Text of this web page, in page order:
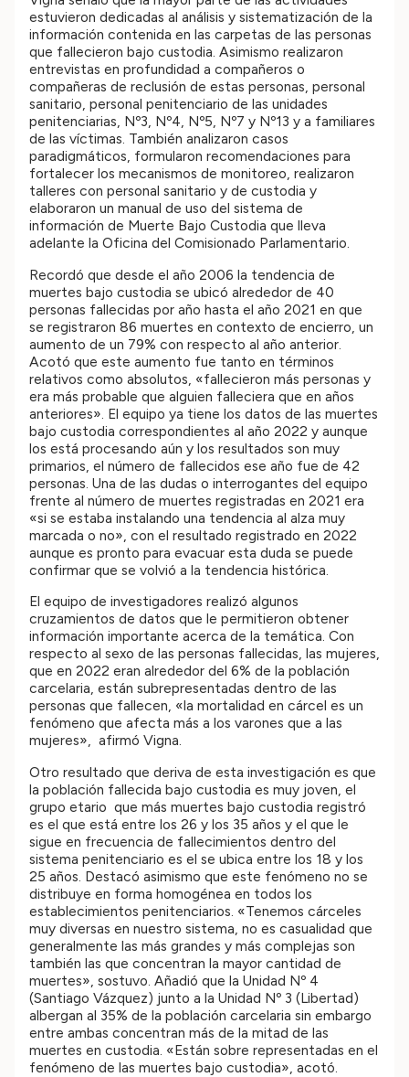
estuvieron dedicadas al análisis y sistematización de la
información contenida en las carpetas de las personas
que fallecieron bajo custodia. Asimismo realizaron
entrevistas en profundidad a compañeros o
compañeras de reclusión de estas personas, personal
sanitario, personal penitenciario de las unidades
penitenciarias, Nº3, Nº4, Nº5, Nº7 y Nº13 y a familiares
de las víctimas. También analizaron casos
paradigmáticos, formularon recomendaciones para
fortalecer los mecanismos de monitoreo, realizaron
talleres con personal sanitario y de custodia y
elaboraron un manual de uso del sistema de
información de Muerte Bajo Custodia que lleva
adelante la Oficina del Comisionado Parlamentario.
Recordó que desde el año 2006 la tendencia de
muertes bajo custodia se ubicó alrededor de 40
personas fallecidas por año hasta el año 2021 en que
se registraron 86 muertes en contexto de encierro, un
aumento de un 79% con respecto al año anterior.
Acotó que este aumento fue tanto en términos
relativos como absolutos, «fallecieron más personas y
era más probable que alguien falleciera que en años
anteriores». El equipo ya tiene los datos de las muertes
bajo custodia correspondientes al año 2022 y aunque
los está procesando aún y los resultados son muy
primarios, el número de fallecidos ese año fue de 42
personas. Una de las dudas o interrogantes del equipo
frente al número de muertes registradas en 2021 era
«si se estaba instalando una tendencia al alza muy
marcada o no», con el resultado registrado en 2022
aunque es pronto para evacuar esta duda se puede
confirmar que se volvió a la tendencia histórica.
El equipo de investigadores realizó algunos
cruzamientos de datos que le permitieron obtener
información importante acerca de la temática. Con
respecto al sexo de las personas fallecidas, las mujeres,
que en 2022 eran alrededor del 6% de la población
carcelaria, están subrepresentadas dentro de las
personas que fallecen, «la mortalidad en cárcel es un
fenómeno que afecta más a los varones que a las
mujeres», afirmó Vigna.
Otro resultado que deriva de esta investigación es que
la población fallecida bajo custodia es muy joven, el
grupo etario que más muertes bajo custodia registró
es el que está entre los 26 y los 35 años y el que le
sigue en frecuencia de fallecimientos dentro del
sistema penitenciario es el se ubica entre los 18 y los
25 años. Destacó asimismo que este fenómeno no se
distribuye en forma homogénea en todos los
establecimientos penitenciarios. «Tenemos cárceles
muy diversas en nuestro sistema, no es casualidad que
generalmente las más grandes y más complejas son
también las que concentran la mayor cantidad de
muertes», sostuvo. Añadió que la Unidad Nº 4
(Santiago Vázquez) junto a la Unidad Nº 3 (Libertad)
albergan al 35% de la población carcelaria sin embargo
entre ambas concentran más de la mitad de las
muertes en custodia. «Están sobre representadas en el
fenómeno de las muertes bajo custodia», acotó.